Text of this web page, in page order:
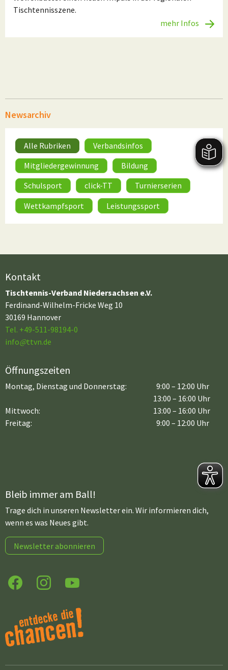
Tischtennisszene.
mehr Infos
Newsarchiv
Alle Rubriken
Verbandsinfos
Mitgliedergewinnung
Bildung
Schulsport
click-TT
Turnierserien
Wettkampfsport
Leistungssport
Kontakt
Tischtennis-Verband Niedersachsen e.V.
Ferdinand-Wilhelm-Fricke Weg 10
30169 Hannover
Tel. +49-511-98194-0
info@ttvn.de
Öffnungszeiten
Montag, Dienstag und Donnerstag:
9:00 – 12:00 Uhr
13:00 – 16:00 Uhr
Mittwoch:
Freitag:
13:00 – 16:00 Uhr
9:00 – 12:00 Uhr
Bleib immer am Ball!
Trage dich in unseren Newsletter ein. Wir informieren dich,
wenn es was Neues gibt.
Newsletter abonnieren